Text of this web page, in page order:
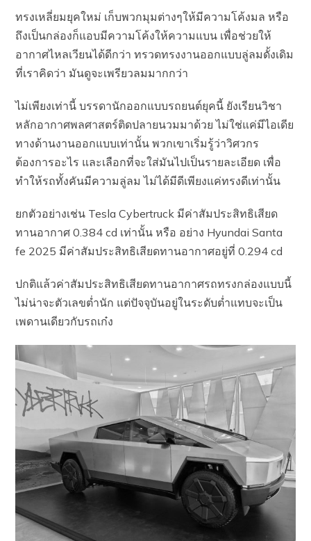
ทรงเหลี่ยมยุคใหม่ เก็บพวกมุมต่างๆให้มีความโค้งมล หรือ
ถึงเป็นกล่องก็แอบมีความโค้งให้ความแบน เพื่อช่วยให้
อากาศไหลเวียนได้ดีกว่า ทรวดทรงงานออกแบบลู่ลมดั้งเดิม
ที่เราคิดว่า มันดูจะเพรียวลมมากกว่า
ไม่เพียงเท่านี้ บรรดานักออกแบบรถยนต์ยุคนี้ ยังเรียนวิชา
หลักอากาศพลศาสตร์ติดปลายนวมมาด้วย ไม่ใช่แค่มีไอเดีย
ทางด้านงานออกแบบเท่านั้น พวกเขาเริ่มรู้ว่าวิศวกร
ต้องการอะไร และเลือกที่จะใส่มันไปเป็นรายละเอียด เพื่อ
ทำให้รถทั้งคันมีความลู่ลม ไม่ได้มีดีเพียงแค่ทรงดีเท่านั้น
ยกตัวอย่างเช่น Tesla Cybertruck มีค่าสัมประสิทธิเสียด
ทานอากาศ 0.384 cd เท่านั้น หรือ อย่าง Hyundai Santa
fe 2025 มีค่าสัมประสิทธิเสียดทานอากาศอยู่ที่ 0.294 cd
ปกติแล้วค่าสัมประสิทธิเสียดทานอากาศรถทรงกล่องแบบนี้
ไม่น่าจะตัวเลขต่ำนัก แต่ปัจจุบันอยู่ในระดับต่ำแทบจะเป็น
เพดานเดียวกับรถเก๋ง